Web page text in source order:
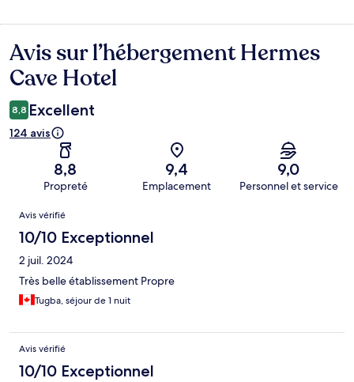
Avis
Avis sur l’hébergement Hermes
Cave Hotel
8,8 Excellent
124 avis
8,8
Propreté
9,4
Emplacement
9,0
Personnel et service
Avis
Avis vérifié
10/10 Exceptionnel
2 juil. 2024
Très belle établissement Propre
Tugba, séjour de 1 nuit
Avis vérifié
10/10 Exceptionnel